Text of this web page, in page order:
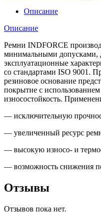
Описание
Описание
Ремни INDFORCE
минимальными допусками,
эксплуатационные
со стандартами ISO 9001.
резиновое основание
покрытие с
износостойкость.
— исключительную
— увеличенный ресурс
— высокую износо- и
— возможность снижения
Отзывы
Отзывов пока нет.